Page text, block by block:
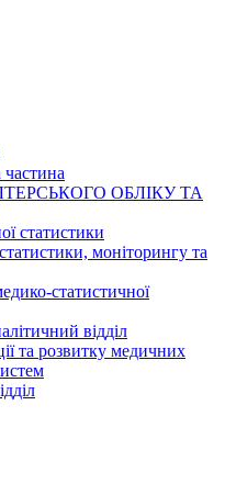
частина
ОБЛІКУ ТА
статистики
моніторингу та
статистичної
відділ
та розвитку медичних